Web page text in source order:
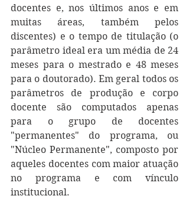
docentes e, nos últimos anos e em
muitas áreas, também pelos
discentes) e o tempo de titulação (o
parâmetro ideal era um média de 24
meses para o mestrado e 48 meses
para o doutorado). Em geral todos os
parâmetros de produção e corpo
docente são computados apenas
para o grupo de docentes
"permanentes" do programa, ou
"Núcleo Permanente", composto por
aqueles docentes com maior atuação
no programa e com vínculo
institucional.